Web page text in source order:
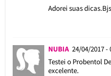
Adorei suas dicas.Bjs
NUBIA 24/04/2017 -
Testei o Probentol
excelente.